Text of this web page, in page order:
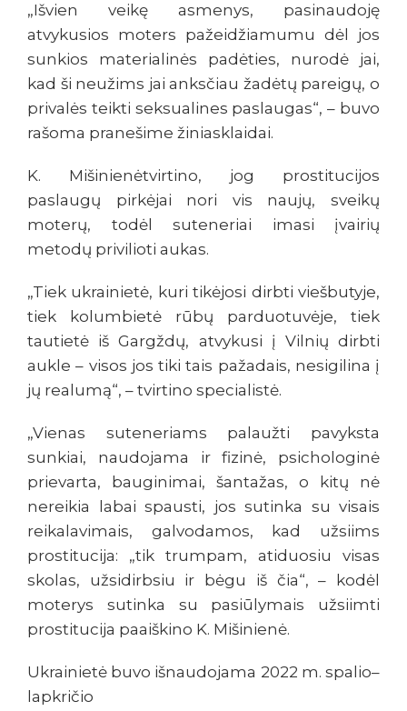
„Išvien veikę asmenys, pasinaudoję
atvykusios moters pažeidžiamumu dėl jos
sunkios materialinės padėties, nurodė jai,
kad ši neužims jai anksčiau žadėtų pareigų, o
privalės teikti seksualines paslaugas“, – buvo
rašoma pranešime žiniasklaidai.
K. Mišinienėtvirtino, jog prostitucijos
paslaugų pirkėjai nori vis naujų, sveikų
moterų, todėl suteneriai imasi įvairių
metodų privilioti aukas.
„Tiek ukrainietė, kuri tikėjosi dirbti viešbutyje,
tiek kolumbietė rūbų parduotuvėje, tiek
tautietė iš Gargždų, atvykusi į Vilnių dirbti
aukle – visos jos tiki tais pažadais, nesigilina į
jų realumą“, – tvirtino specialistė.
„Vienas suteneriams palaužti pavyksta
sunkiai, naudojama ir fizinė, psichologinė
prievarta, bauginimai, šantažas, o kitų nė
nereikia labai spausti, jos sutinka su visais
reikalavimais, galvodamos, kad užsiims
prostitucija: „tik trumpam, atiduosiu visas
skolas, užsidirbsiu ir bėgu iš čia“, – kodėl
moterys sutinka su pasiūlymais užsiimti
prostitucija paaiškino K. Mišinienė.
Ukrainietė buvo išnaudojama 2022 m. spalio–
lapkričio